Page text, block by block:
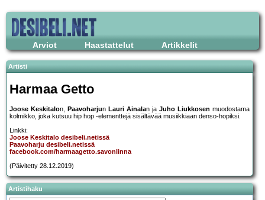
Arviot Haastattelut Artikkelit
Artisti
Harmaa Getto
Joose Keskitalon, Paavoharjun Lauri Ainalan ja Juho Liukkosen muodostama
kolmikko, joka kutsuu hip hop -elementtejä sisältävää musiikkiaan denso-hopiksi.
Linkki:
Joose Keskitalo desibeli.netissä
Paavoharju desibeli.netissä
facebook.com/harmaagetto.savonlinna
(Päivitetty 28.12.2019)
Artistihaku